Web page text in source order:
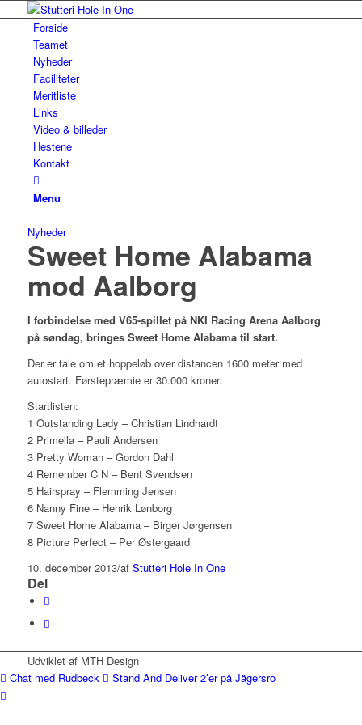
Forside
Teamet
Nyheder
Faciliteter
Meritliste
Links
Video & billeder
Hestene
Kontakt
Menu
Nyheder
Sweet Home Alabama
mod Aalborg
I forbindelse med V65-spillet på NKI Racing Arena Aalborg
på søndag, bringes Sweet Home Alabama til start.
Der er tale om et hoppeløb over distancen 1600 meter med
autostart. Førstepræmie er 30.000 kroner.
Startlisten:
1 Outstanding Lady – Christian Lindhardt
2 Primella – Pauli Andersen
3 Pretty Woman – Gordon Dahl
4 Remember C N – Bent Svendsen
5 Hairspray – Flemming Jensen
6 Nanny Fine – Henrik Lønborg
7 Sweet Home Alabama – Birger Jørgensen
8 Picture Perfect – Per Østergaard
10. december 2013/af Stutteri Hole In One
Del
Udviklet af MTH Design
Chat med Rudbeck
Stand And Deliver 2’er på Jägersro